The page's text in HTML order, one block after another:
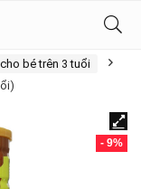
bé trên 3 tuổi
- 9%